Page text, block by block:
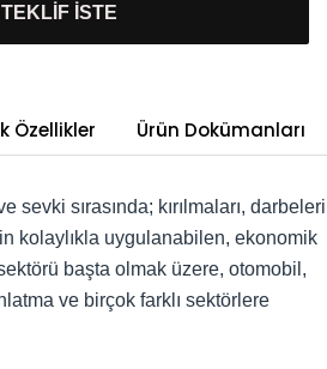
TEKLİF İSTE
Özellikler Ürün Dokümanları
sevki sırasında; kırılmaları, darbeleri
kolaylıkla uygulanabilen, ekonomik
başta olmak üzere, otomobil,
ve birçok farklı sektörlere